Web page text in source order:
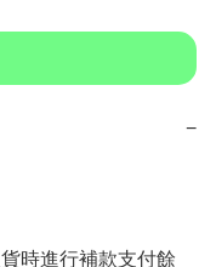
−
時進行補款支付餘